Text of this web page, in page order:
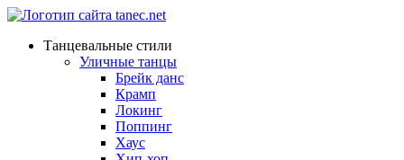
Танцевальные стили
Уличные танцы
Брейк данс
Крамп
Локинг
Поппинг
Хаус